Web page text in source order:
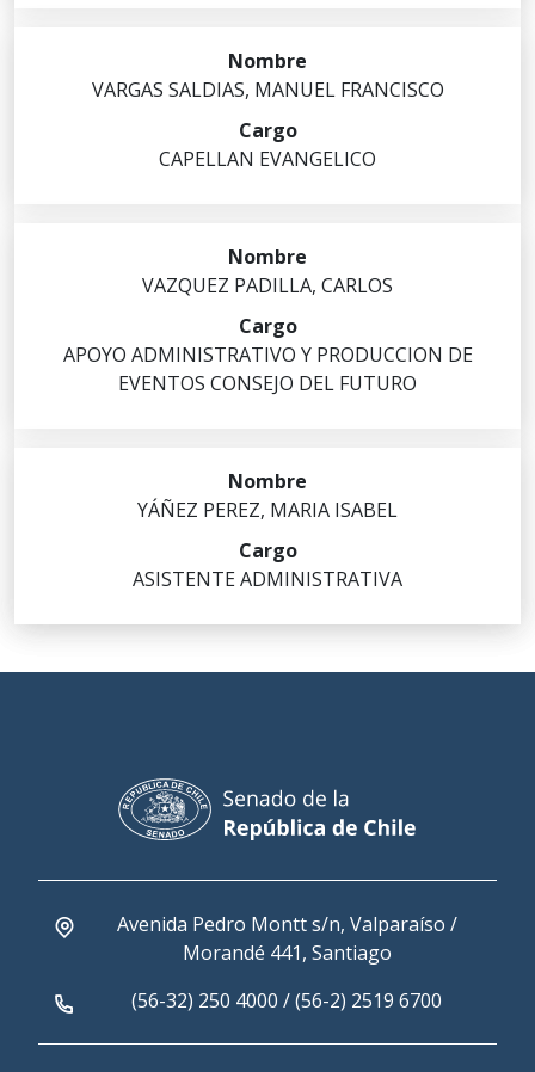
VARGAS SALDIAS, MANUEL FRANCISCO
CAPELLAN EVANGELICO
VAZQUEZ PADILLA, CARLOS
APOYO ADMINISTRATIVO Y PRODUCCION DE
EVENTOS CONSEJO DEL FUTURO
YÁÑEZ PEREZ, MARIA ISABEL
ASISTENTE ADMINISTRATIVA
Avenida Pedro Montt s/n, Valparaíso /
Morandé 441, Santiago
(56-32) 250 4000 / (56-2) 2519 6700